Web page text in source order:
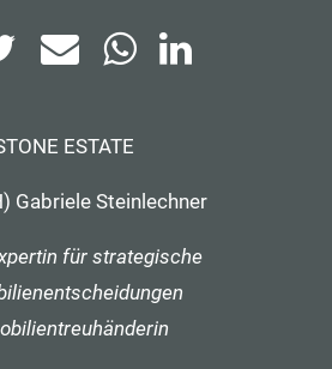
ESTATE
Gabriele Steinlechner
für strategische